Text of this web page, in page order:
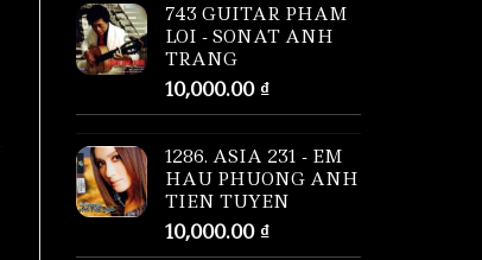
743 GUITAR PHAM
LOI - SONAT ANH
TRANG
10,000.00 ₫
1286. ASIA 231 - EM
HAU PHUONG ANH
TIEN TUYEN
10,000.00 ₫